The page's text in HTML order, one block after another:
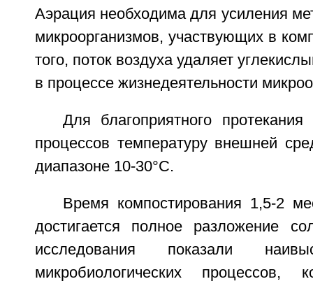
Аэрация необходима для усиления
микроорганизмов, участвующих в
того, поток воздуха удаляет
в процессе жизнедеятельности
Для благоприятного протекания
процессов температуру внешней
диапазоне 10-30°C.
Время компостирования 1,5-2
достигается полное разложение
исследования показали
микробиологических процессов,